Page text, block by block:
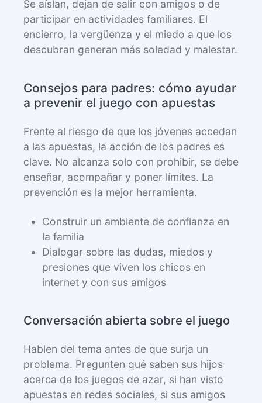
Se aíslan, dejan de salir con amigos o de
participar en actividades familiares. El
encierro, la vergüenza y el miedo a que los
descubran generan más soledad y malestar.
Consejos para padres: cómo ayudar
a prevenir el juego con apuestas
Frente al riesgo de que los jóvenes accedan
a las apuestas, la acción de los padres es
clave. No alcanza solo con prohibir, se debe
enseñar, acompañar y poner límites. La
prevención es la mejor herramienta.
Construir un ambiente de confianza en
la familia
Dialogar sobre las dudas, miedos y
presiones que viven los chicos en
internet y con sus amigos
Conversación abierta sobre el juego
Hablen del tema antes de que surja un
problema. Pregunten qué saben sus hijos
acerca de los juegos de azar, si han visto
apuestas en redes sociales, si sus amigos